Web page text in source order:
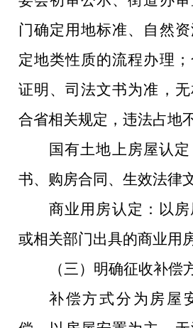
门确定用地标准、自然
定地类性质的流程办理
证明、司法文书为准，
合省相关规定，违法占地
国有土地上房屋认
书、购房合同、生效法律
商业用房认定：以
或相关部门出具的商业用
（三）明确征收补偿
补偿方式分为房屋